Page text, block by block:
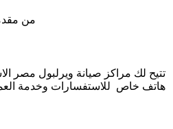
من
هاتف خاص للاستفسارات وخدمة